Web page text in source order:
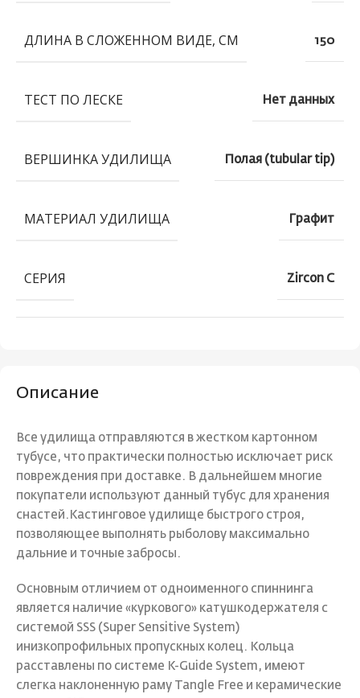
Описание
Все удилища отправляются в жестком картонном
тубусе, что практически полностью исключает риск
повреждения при доставке. В дальнейшем многие
покупатели используют данный тубус для хранения
снастей.Кастинговое удилище быстрого строя,
позволяющее выполнять рыболову максимально
дальние и точные забросы.
Основным отличием от одноименного спиннинга
является наличие «куркового» катушкодержателя с
системой SSS (Super Sensitive System)
инизкопрофильных пропускных колец. Кольца
расставлены по системе K-Guide System, имеют
слегка наклоненную раму Tangle Free и керамические
ДЛИНА В СЛОЖЕННОМ ВИДЕ, СМ 150
ТЕСТ ПО ЛЕСКЕ Нет данных
ВЕРШИНКА УДИЛИЩА Полая (tubular tip)
МАТЕРИАЛ УДИЛИЩА Графит
СЕРИЯ Zircon C